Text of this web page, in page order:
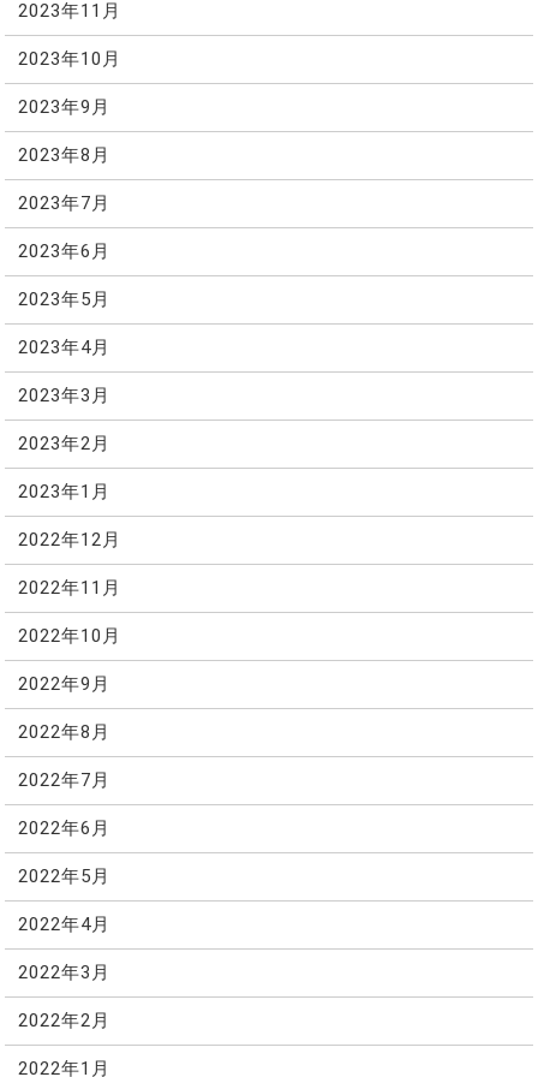
2023年11月
2023年10月
2023年9月
2023年8月
2023年7月
2023年6月
2023年5月
2023年4月
2023年3月
2023年2月
2023年1月
2022年12月
2022年11月
2022年10月
2022年9月
2022年8月
2022年7月
2022年6月
2022年5月
2022年4月
2022年3月
2022年2月
2022年1月